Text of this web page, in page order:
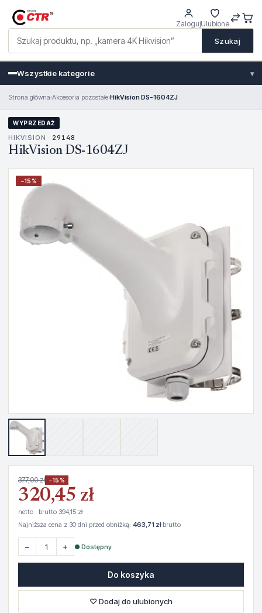
Szukaj
ZalogujUlubione
Wszystkie kategorie ▾
Strona główna›Akcesoria pozostałe›HikVision DS-1604ZJ
WYPRZEDAŻ
HIKVISION · 29148
HikVision DS-1604ZJ
−15%
377,00 zł −15%
320,45 zł
netto · brutto 394,15 zł
Najniższa cena z 30 dni przed obniżką: 463,71 złbrutto
− + ● Dostępny
Do koszyka
♡ Dodaj do ulubionych